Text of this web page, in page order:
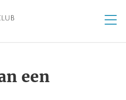
een